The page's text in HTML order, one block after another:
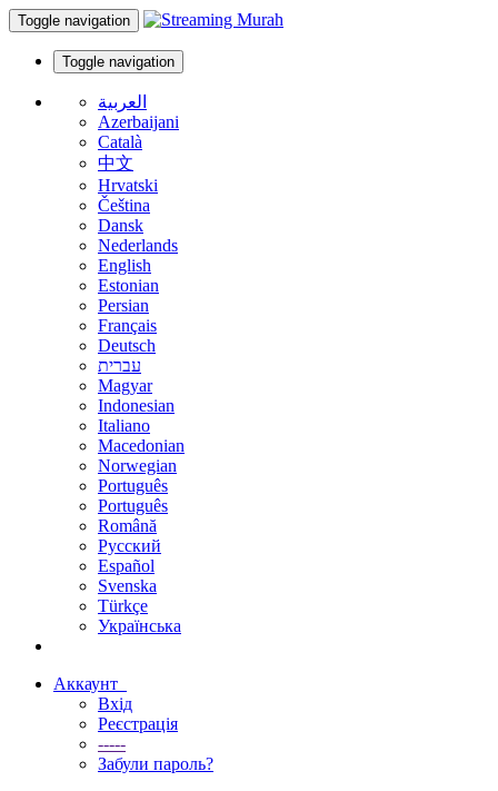
Toggle navigation
Toggle navigation
العربية
Azerbaijani
Català
中文
Hrvatski
Čeština
Dansk
Nederlands
English
Estonian
Persian
Français
Deutsch
עברית
Magyar
Indonesian
Italiano
Macedonian
Norwegian
Português
Português
Română
Русский
Español
Svenska
Türkçe
Українська
Аккаунт
Вхід
Реєстрація
-----
Забули пароль?